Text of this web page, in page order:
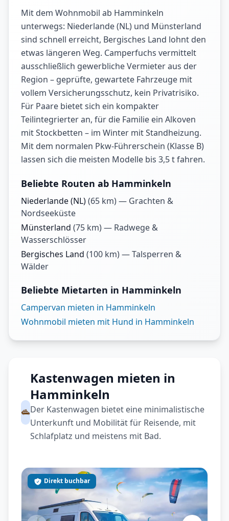
Mit dem Wohnmobil ab Hamminkeln
unterwegs: Niederlande (NL) und Münsterland
sind schnell erreicht, Bergisches Land lohnt den
etwas längeren Weg. Camperfuchs vermittelt
ausschließlich gewerbliche Vermieter aus der
Region – geprüfte, gewartete Fahrzeuge mit
vollem Versicherungsschutz, kein Privatrisiko.
Für Paare bietet sich ein kompakter
Teilintegrierter an, für die Familie ein Alkoven
mit Stockbetten – im Winter mit Standheizung.
Mit dem normalen Pkw-Führerschein (Klasse B)
lassen sich die meisten Modelle bis 3,5 t fahren.
Beliebte Routen ab Hamminkeln
Niederlande (NL)(65 km) — Grachten &
Nordseeküste
Münsterland (75 km) — Radwege &
Wasserschlösser
Bergisches Land (100 km) —Talsperren &
Wälder
Beliebte Mietarten in Hamminkeln
Campervan mieten in Hamminkeln
Wohnmobil mieten mit Hund in Hamminkeln
Kastenwagen mieten in
Hamminkeln
Der Kastenwagen bietet eine minimalistische
Unterkunft und Mobilität für Reisende, mit
Schlafplatz und meistens mit Bad.
Direkt buchbar